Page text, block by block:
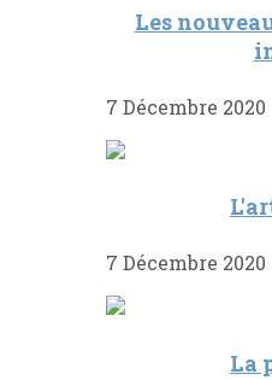
Les
7 Décembre 2020
7 Décembre 2020
La